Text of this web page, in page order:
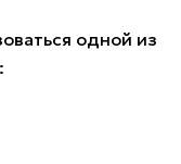
одной из